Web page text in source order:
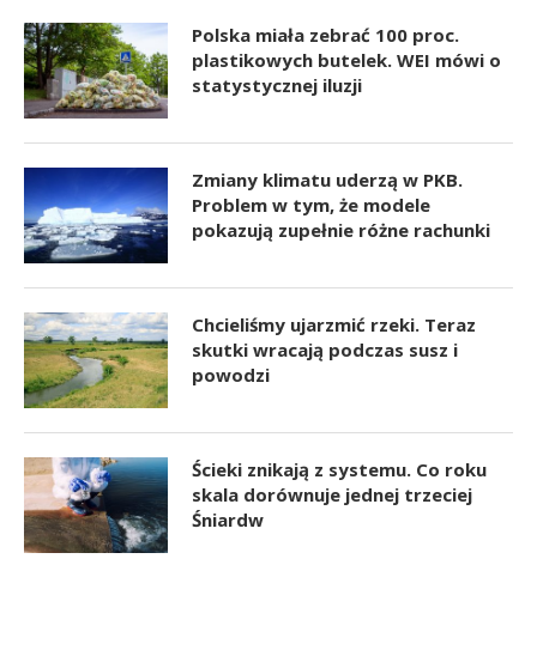
Polska miała zebrać 100 proc.
plastikowych butelek. WEI mówi o
statystycznej iluzji
Zmiany klimatu uderzą w PKB.
Problem w tym, że modele
pokazują zupełnie różne rachunki
Chcieliśmy ujarzmić rzeki. Teraz
skutki wracają podczas susz i
powodzi
Ścieki znikają z systemu. Co roku
skala dorównuje jednej trzeciej
Śniardw